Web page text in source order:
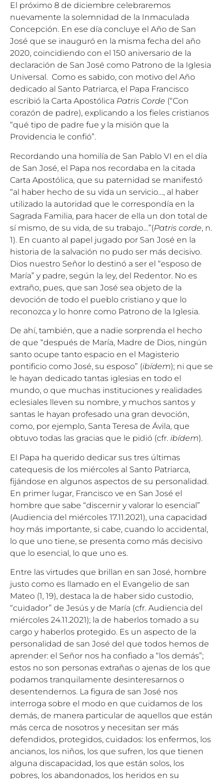
El próximo 8 de diciembre celebraremos
nuevamente la solemnidad de la Inmaculada
Concepción. En ese día concluye el Año de San
José que se inauguró en la misma fecha del año
2020, coincidiendo con el 150 aniversario de la
declaración de San José como Patrono de la Iglesia
Universal. Como es sabido, con motivo del Año
dedicado al Santo Patriarca, el Papa Francisco
escribió la Carta Apostólica Patris Corde (“Con
corazón de padre), explicando a los fieles cristianos
“qué tipo de padre fue y la misión que la
Providencia le confió”.
Recordando una homilía de San Pablo VI en el día
de San José, el Papa nos recordaba en la citada
Carta Apostólica, que su paternidad se manifestó
“al haber hecho de su vida un servicio…, al haber
utilizado la autoridad que le correspondía en la
Sagrada Familia, para hacer de ella un don total de
sí mismo, de su vida, de su trabajo…”(Patris corde, n.
1). En cuanto al papel jugado por San José en la
historia de la salvación no pudo ser más decisivo.
Dios nuestro Señor lo destinó a ser el “esposo de
María” y padre, según la ley, del Redentor. No es
extraño, pues, que san José sea objeto de la
devoción de todo el pueblo cristiano y que lo
reconozca y lo honre como Patrono de la Iglesia.
De ahí, también, que a nadie sorprenda el hecho
de que “después de María, Madre de Dios, ningún
santo ocupe tanto espacio en el Magisterio
pontificio como José, su esposo” (ibídem); ni que se
le hayan dedicado tantas iglesias en todo el
mundo, o que muchas instituciones y realidades
eclesiales lleven su nombre, y muchos santos y
santas le hayan profesado una gran devoción,
como, por ejemplo, Santa Teresa de Ávila, que
obtuvo todas las gracias que le pidió (cfr. ibídem).
El Papa ha querido dedicar sus tres últimas
catequesis de los miércoles al Santo Patriarca,
fijándose en algunos aspectos de su personalidad.
En primer lugar, Francisco ve en San José el
hombre que sabe “discernir y valorar lo esencial”
(Audiencia del miércoles 17.11.2021), una capacidad
hoy más importante, si cabe, cuando lo accidental,
lo que uno tiene, se presenta como más decisivo
que lo esencial, lo que uno es.
Entre las virtudes que brillan en san José, hombre
justo como es llamado en el Evangelio de san
Mateo (1, 19), destaca la de haber sido custodio,
“cuidador” de Jesús y de María (cfr. Audiencia del
miércoles 24.11.2021); la de haberlos tomado a su
cargo y haberlos protegido. Es un aspecto de la
personalidad de san José del que todos hemos de
aprender: el Señor nos ha confiado a “los demás”;
estos no son personas extrañas o ajenas de los que
podamos tranquilamente desinteresarnos o
desentendernos. La figura de san José nos
interroga sobre el modo en que cuidamos de los
demás, de manera particular de aquellos que están
más cerca de nosotros y necesitan ser más
defendidos, protegidos, cuidados: los enfermos, los
ancianos, los niños, los que sufren, los que tienen
alguna discapacidad, los que están solos, los
pobres, los abandonados, los heridos en su